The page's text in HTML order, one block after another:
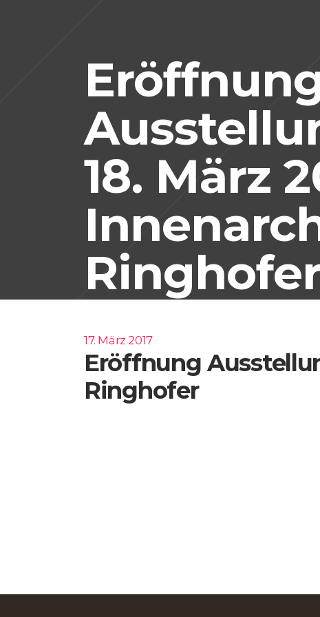
18. März
17. März 2017
Eröffnung
Ringhofer